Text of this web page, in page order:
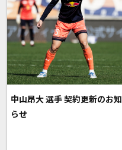
中山昂大 選手 契約更新のお知
らせ